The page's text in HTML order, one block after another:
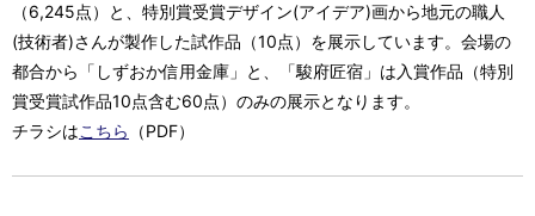
（6,245点）と、特別賞受賞デザイン(アイデア)画から地元の職人
(技術者)さんが製作した試作品（10点）を展示しています。会場の
都合から「しずおか信用金庫」と、「駿府匠宿」は入賞作品（特別
賞受賞試作品10点含む60点）のみの展示となります。
チラシはこちら （PDF）